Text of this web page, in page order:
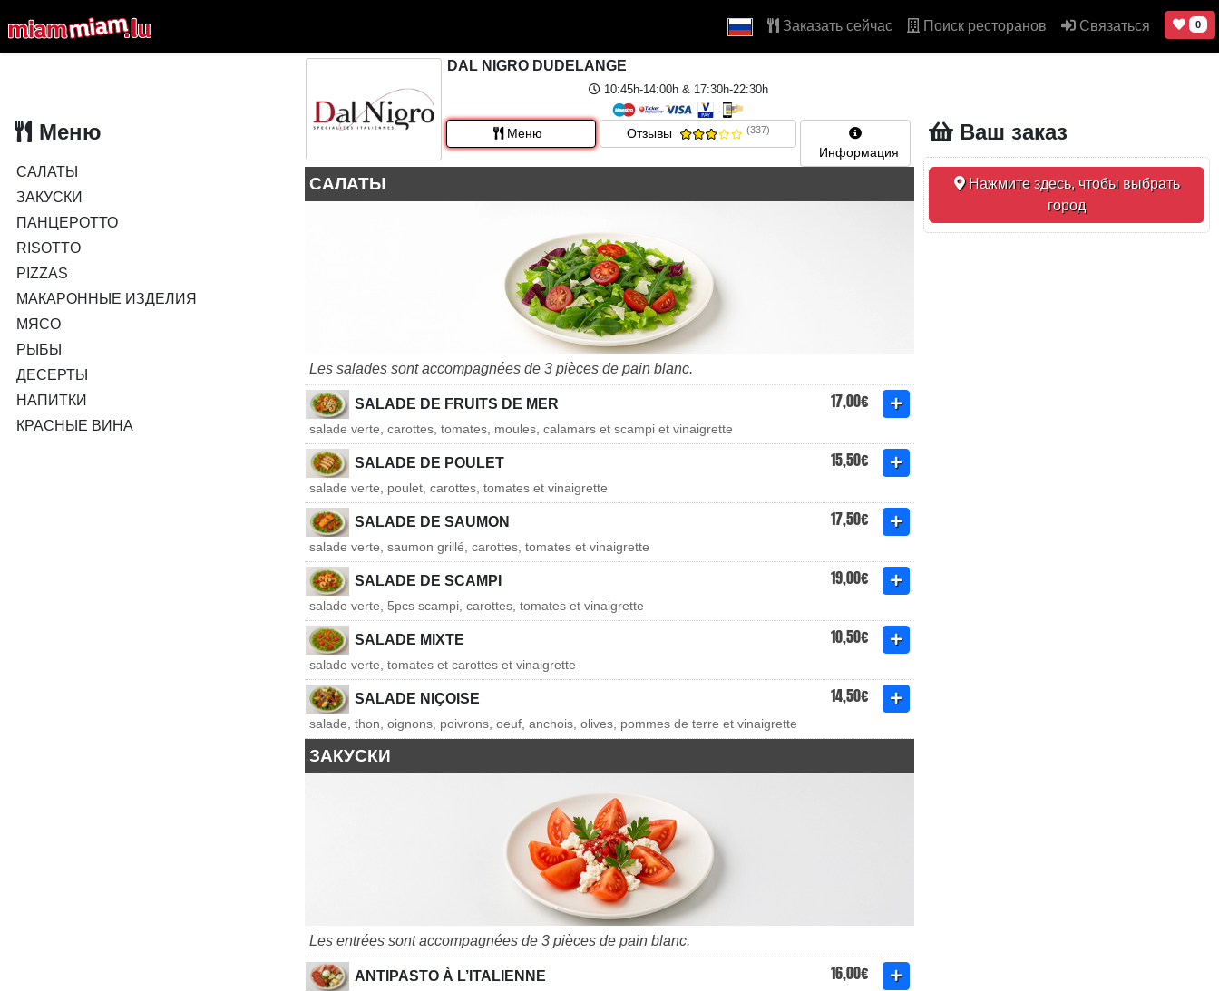
Заказать сейчас Поиск ресторанов Связаться 0
Меню
САЛАТЫ
ЗАКУСКИ
ПАНЦЕРОТТО
RISOTTO
PIZZAS
МАКАРОННЫЕ ИЗДЕЛИЯ
МЯСО
РЫБЫ
ДЕСЕРТЫ
НАПИТКИ
КРАСНЫЕ ВИНА
DAL NIGRO DUDELANGE
10:45h-14:00h & 17:30h-22:30h
Меню Отзывы (337)
Информация
САЛАТЫ
Les salades sont accompagnées de 3 pièces de pain blanc.
SALADE DE FRUITS DE MER 17,00€
salade verte, carottes, tomates, moules, calamars et scampi et vinaigrette
SALADE DE POULET 15,50€
salade verte, poulet, carottes, tomates et vinaigrette
SALADE DE SAUMON 17,50€
salade verte, saumon grillé, carottes, tomates et vinaigrette
SALADE DE SCAMPI 19,00€
salade verte, 5pcs scampi, carottes, tomates et vinaigrette
SALADE MIXTE 10,50€
salade verte, tomates et carottes et vinaigrette
SALADE NIÇOISE 14,50€
salade, thon, oignons, poivrons, oeuf, anchois, olives, pommes de terre et vinaigrette
ЗАКУСКИ
Les entrées sont accompagnées de 3 pièces de pain blanc.
ANTIPASTO À L’ITALIENNE 16,00€
Ваш заказ
Нажмите здесь, чтобы выбрать
город